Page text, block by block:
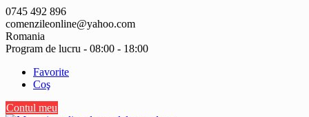
Skip
to
content
0745 492 896
comenzileonline@yahoo.com
Romania
Program de lucru - 08:00 - 18:00
Favorite
Coş
Contul meu